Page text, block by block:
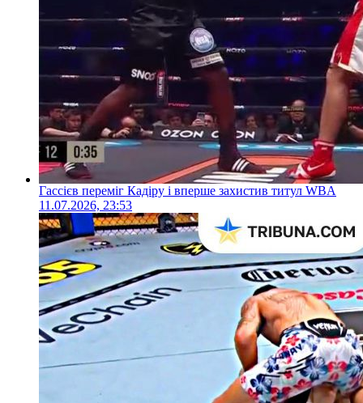
Гассієв переміг Кадіру і вперше захистив титул WBA
11.07.2026, 23:53